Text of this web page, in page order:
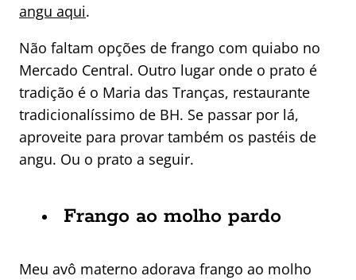
angu aqui.
Não faltam opções de frango com quiabo no
Mercado Central. Outro lugar onde o prato é
tradição é o Maria das Tranças, restaurante
tradicionalíssimo de BH. Se passar por lá,
aproveite para provar também os pastéis de
angu. Ou o prato a seguir.
Frango ao molho pardo
Meu avô materno adorava frango ao molho